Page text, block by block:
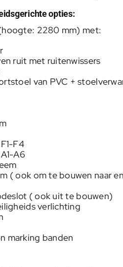
opties:
2280 mm) met:
ruit met ruitenwissers
van PVC +
F4
A6
( ook om te bouwen naar
( ook uit te bouwen)
verlichting
marking banden